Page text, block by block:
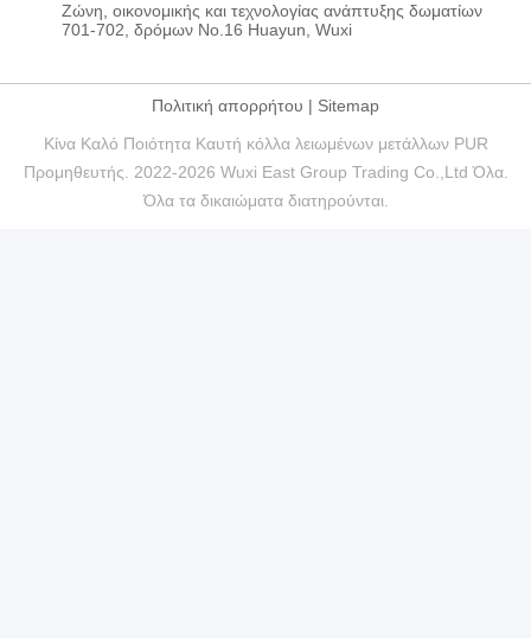
Ζώνη, οικονομικής και τεχνολογίας ανάπτυξης δωματίων
701-702, δρόμων No.16 Huayun, Wuxi
Πολιτική απορρήτου | Sitemap
Κίνα Καλό Ποιότητα Καυτή κόλλα λειωμένων μετάλλων PUR
Προμηθευτής. 2022-2026 Wuxi East Group Trading Co.,Ltd Όλα.
Όλα τα δικαιώματα διατηρούνται.